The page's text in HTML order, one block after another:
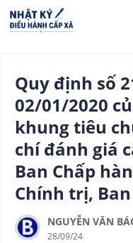
Quy định số
02/01/2020
khung tiêu
chí đánh giá
Ban Chấp
Chính trị,
NGUYỄN VĂN
28/09/24